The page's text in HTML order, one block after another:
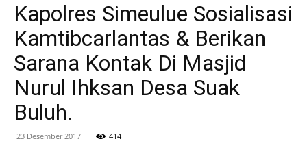
Kapolres Simeulue Sosialisasi
Kamtibcarlantas & Berikan
Sarana Kontak Di Masjid
Nurul Ihksan Desa Suak
Buluh.
23 Desember 2017 414